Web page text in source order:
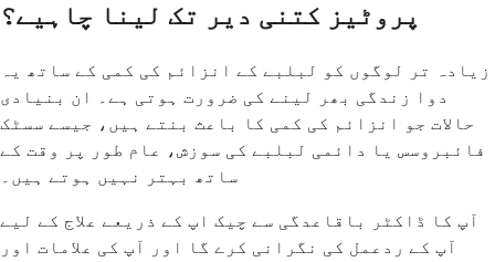
پروٹیز کتنی دیر تک لینا چاہیے؟
زیادہ تر لوگوں کو لبلبے کے انزائم کی کمی کے ساتھ یہ
دوا زندگی بھر لینے کی ضرورت ہوتی ہے۔ ان بنیادی
حالات جو انزائم کی کمی کا باعث بنتے ہیں، جیسے سسٹک
فائبروسس یا دائمی لبلبے کی سوزش، عام طور پر وقت کے
ساتھ بہتر نہیں ہوتے ہیں۔
آپ کا ڈاکٹر باقاعدگی سے چیک اپ کے ذریعے علاج کے لیے
آپ کے ردعمل کی نگرانی کرے گا اور آپ کی علامات اور